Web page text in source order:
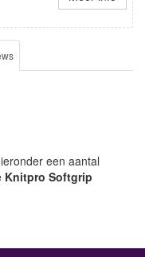
een aantal
Knitpro Softgrip